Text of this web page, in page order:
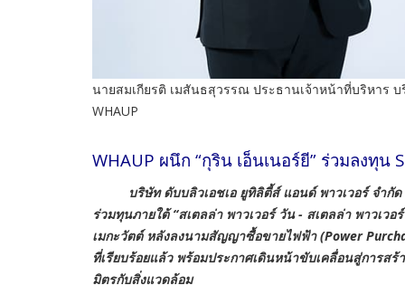
นายสมเกียรติ เมสันธสุวรรณ ประธานเจ้าหน้าที่บริหาร
WHAUP
WHAUP ผนึก “กุริน เอ็นเนอร์ยี” ร่วมลงทุน
บริษัท ดับบลิวเอชเอ ยูทิลิตี้ส์ แอนด์ พาวเวอร์ จำกัด (
ร่วมทุนภายใต้ “สเตลล่า พาวเวอร์ วัน - สเตลล่า พาวเว
เมกะวัตต์ หลังลงนามสัญญาซื้อขายไฟฟ้า (Power
ที่เรียบร้อยแล้ว พร้อมประกาศเดินหน้าขับเคลื่อนสู่การส
มิตรกับสิ่งแวดล้อม